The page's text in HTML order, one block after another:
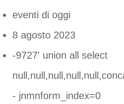
eventi di oggi
8 agosto 2023
-9727' union all select
- jnmnform_index=0